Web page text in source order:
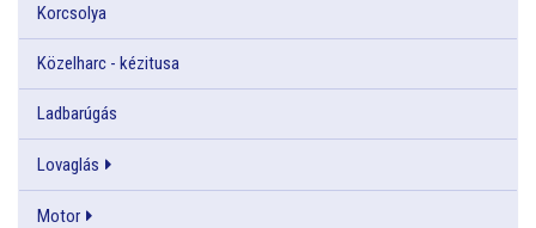
Korcsolya
Közelharc - kézitusa
Ladbarúgás
Lovaglás
Motor